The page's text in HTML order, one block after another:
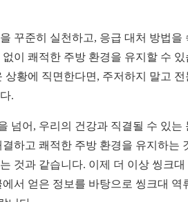
꾸준히 실천하고, 응급 대처 방법을
이 쾌적한 주방 환경을 유지할 수 있
상황에 직면한다면, 주저하지 말고 전
.
넘어, 우리의 건강과 직결될 수 있는
하고 쾌적한 주방 환경을 유지하는
것과 같습니다. 이제 더 이상 씽크대
서 얻은 정보를 바탕으로 씽크대 역